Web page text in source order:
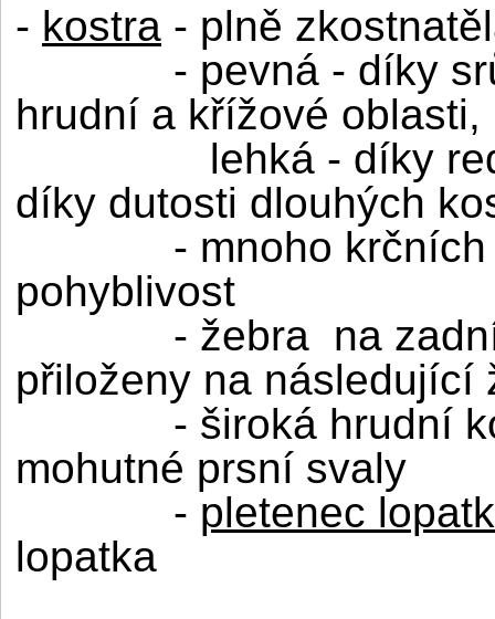
- kostra - plně
- pevná - díky
hrudní a křížové
lehká - díky
díky dutosti dlouhých
- mnoho
pohyblivost
- žebra na
přiloženy na následující
- široká hrudní
mohutné prsní svaly
- pletenec
lopatka